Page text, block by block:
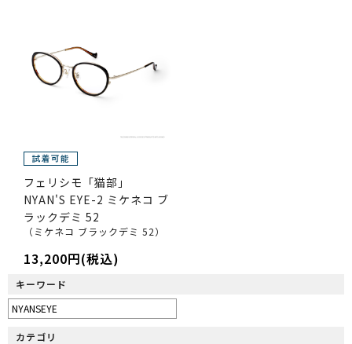
フェリシモ「猫部」
NYAN'S EYE-2 ミケネコ ブ
ラックデミ 52
（ミケネコ ブラックデミ 52）
13,200円(税込)
キーワード
カテゴリ